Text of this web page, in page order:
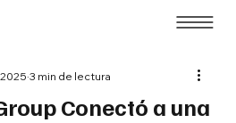
Conectó a una
3 min de lectura